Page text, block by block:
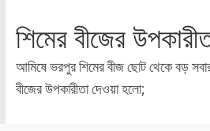
শিমের বীজের
আমিষে ভরপুর শিমের বীজ ছোট থেকে বড়
বীজের উপকারীতা দেওয়া হলো;